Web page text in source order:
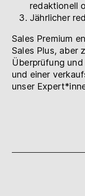
redaktionell
Jährlicher
Sales Premium
Sales Plus, aber
Überprüfung
und einer
unser